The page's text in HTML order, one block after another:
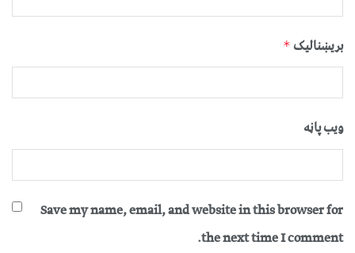
بریښنالیک *
ویب پاڼه
Save my name, email, and website in this browser for
the next time I comment.